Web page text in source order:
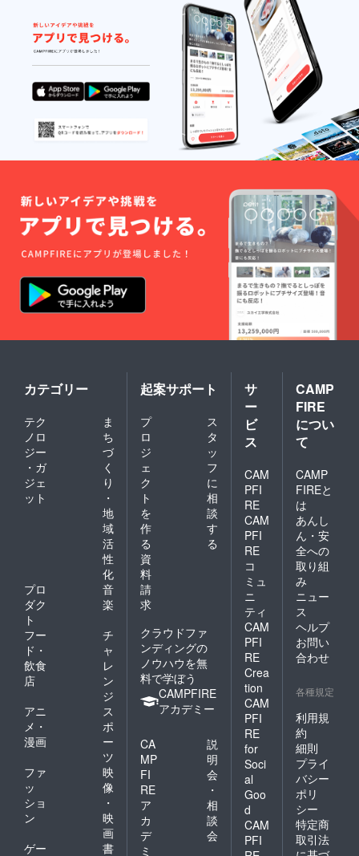
カテゴリー
テク
ノロ
ジー
・ガ
ジェ
ット
ま
ち
づ
く
り
・
地
域
活
性
化
プロ
ダク
ト
音
楽
フー
ド・
飲食
店
チ
ャ
レ
ン
ジ
アニ
メ・
漫画
ス
ポ
ー
ツ
ファ
ッ
ショ
ン
映
像
・
映
画
ゲー
書
起案サポート
プ
ロ
ジ
ェ
ク
ト
を
作
る
ス
タ
ッ
フ
に
相
談
す
る
資
料
請
求
クラウドファ
ンディングの
ノウハウを無
料で学ぼう
CAMPFIRE
アカデミー
CA
MP
FI
RE
ア
カ
デ
ミ
説
明
会
・
相
談
会
サ
ー
ビ
ス
CAM
PFI
RE
CAM
PFI
RE
コ
ミュ
ニ
ティ
CAM
PFI
RE
Crea
tion
CAM
PFI
RE
for
Soci
al
Goo
d
CAM
PFI
CAMP
FIRE
につい
て
CAMP
FIREと
は
あんし
ん・安
全への
取り組
み
ニュー
ス
ヘルプ
お問い
合わせ
各種規定
利用規
約
細則
プライ
バシー
ポリ
シー
特定商
取引法